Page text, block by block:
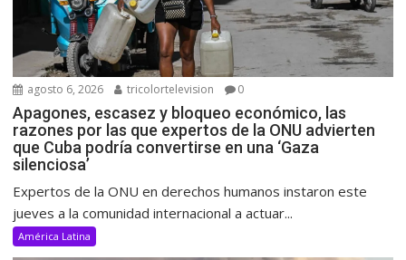
agosto 6, 2026 tricolortelevision 0
Apagones, escasez y bloqueo económico, las
razones por las que expertos de la ONU advierten
que Cuba podría convertirse en una ‘Gaza
silenciosa’
Expertos de la ONU en derechos humanos instaron este
jueves a la comunidad internacional a actuar...
América Latina